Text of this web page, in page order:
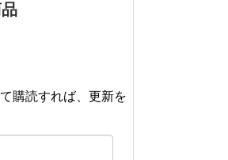
購読すれば、更新を